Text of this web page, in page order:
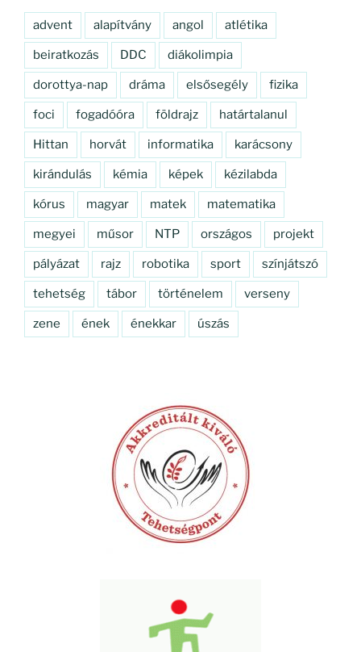
advent alapítvány angol atlétika
beiratkozás DDC diákolimpia
dorottya-nap dráma elsősegély fizika
foci fogadóóra földrajz határtalanul
Hittan horvát informatika karácsony
kirándulás kémia képek kézilabda
kórus magyar matek matematika
megyei műsor NTP országos projekt
pályázat rajz robotika sport színjátszó
tehetség tábor történelem verseny
zene ének énekkar úszás